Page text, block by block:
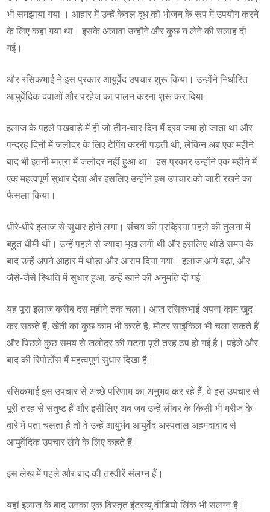
भी समझाया गया । आहार में उन्हें केवल दूध को भोजन के रूप में उपयोग करने
के लिए कहा गया था। इसके अलावा उन्होंने और कुछ न लेने की सलाह दी
गई।
और रसिकभाई ने इस प्रकार आयुर्वेद उपचार शुरू किया। उन्होंने निर्धारित
आयुर्वेदिक दवाओं और परहेज का पालन करना शुरू कर दिया।
इलाज के पहले पखवाड़े में ही जो तीन-चार दिन में द्रव जमा हो जाता था और
पन्द्रह दिनों में जलोदर के लिए टैपिंग करनी पड़ती थी, लेकिन अब एक महीने
बाद भी इतनी मात्रा में जलोदर नहीं हुआ था। इस प्रकार उन्होंने एक महीने में
एक महत्वपूर्ण सुधार देखा और इसलिए उन्होंने इस उपचार को जारी रखने का
फैसला किया।
धीरे-धीरे इलाज से सुधार होने लगा। संचय की प्रक्रिया पहले की तुलना में
बहुत धीमी थी। उन्हें पहले से ज्यादा भूख लगी थी और इसलिए थोड़े समय के
बाद उन्हें अपने आहार में थोड़ा और आराम दिया गया। इलाज आगे बढ़ा, और
जैसे-जैसे स्थिति में सुधार हुआ, उन्हें खाने की अनुमति दी गई।
यह पूरा इलाज करीब दस महीने तक चला। आज रसिकभाई अपना काम खुद
कर सकते हैं, खेती का कुछ काम भी करते हैं, मोटर साइकिल भी चला सकते हैं
और पिछले कुछ समय से जलोदर की घटना पूरी तरह ठप हो गई है। पहेले और
बाद की रिपोर्टोंस में महत्वपूर्ण सुधार दिखा है।
रसिकभाई इस उपचार से अच्छे परिणाम का अनुभव कर रहे हैं, वे इस उपचार से
पूरी तरह से संतुष्ट हैं और इसीलिए अब जब उन्हें लीवर के किसी भी मरीज के
बारे में पता चलता है तो वे उन्हें आयुर्भव आयुर्वेद अस्पताल अहमदाबाद से
आयुर्वेदिक उपचार लेने के लिए कहते हैं।
इस लेख में पहले और बाद की तस्वीरें संलग्न हैं।
यहां इलाज के बाद उनका एक विस्तृत इंटरव्यू वीडियो लिंक भी संलग्न है।